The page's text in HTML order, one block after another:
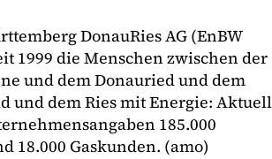
DonauRies AG (EnBW
1999 die Menschen zwischen der
und dem Donauried und dem
und dem Ries mit Energie: Aktuell
185.000
18.000 Gaskunden. (amo)